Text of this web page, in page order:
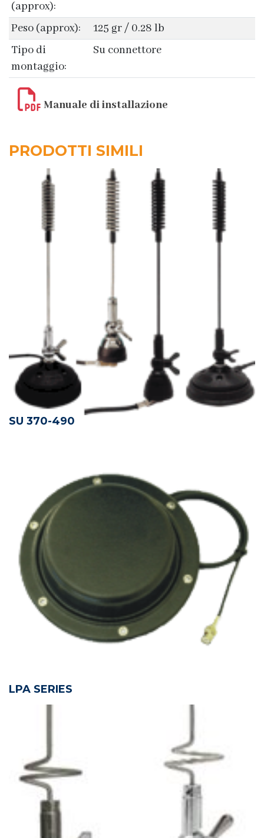
(approx):
Peso (approx):
125 gr / 0.28 lb
Tipo di
montaggio:
Su connettore
Manuale di installazione
PRODOTTI SIMILI
SU 370-490
LPA SERIES